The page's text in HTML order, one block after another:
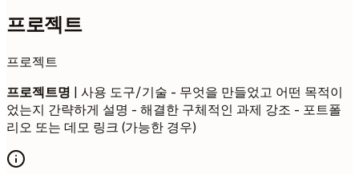
프로젝트
프로젝트
프로젝트명 | 사용 도구/기술 - 무엇을 만들었고 어떤 목적이
었는지 간략하게 설명 - 해결한 구체적인 과제 강조 - 포트폴
리오 또는 데모 링크 (가능한 경우)